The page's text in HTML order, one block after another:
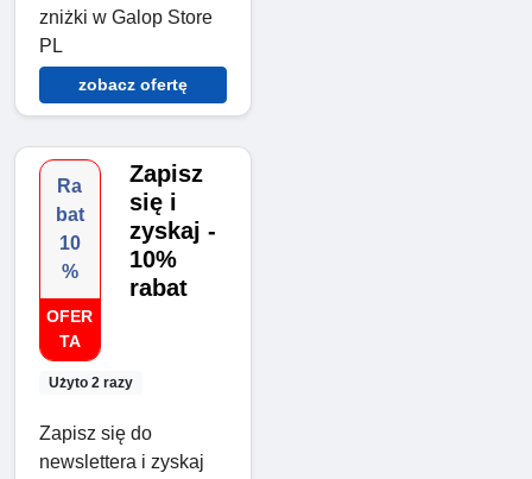
zniżki w Galop Store
PL
zobacz ofertę
Ra
bat
10
%
OFER
TA
Użyto 2 razy
Zapisz
się i
zyskaj -
10%
rabat
Zapisz się do
newslettera i zyskaj